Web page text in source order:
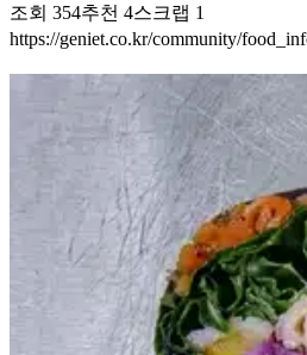
조회 354추천 4스크랩 1
https://geniet.co.kr/community/